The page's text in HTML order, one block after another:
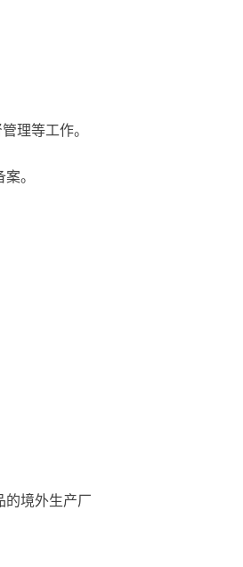
理等工作。
。
的境外生产厂